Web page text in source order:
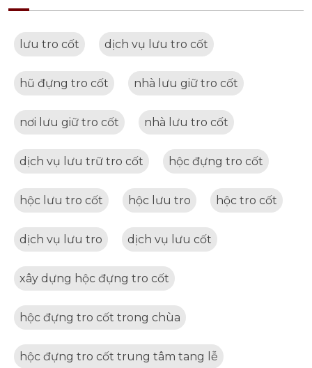
lưu tro cốt dịch vụ lưu tro cốt
hũ đựng tro cốt nhà lưu giữ tro cốt
nơi lưu giữ tro cốt nhà lưu tro cốt
dịch vụ lưu trữ tro cốt hộc đựng tro cốt
hộc lưu tro cốt hộc lưu tro hộc tro cốt
dịch vụ lưu tro dịch vụ lưu cốt
xây dựng hộc đựng tro cốt
hộc đựng tro cốt trong chùa
hộc đựng tro cốt trung tâm tang lễ